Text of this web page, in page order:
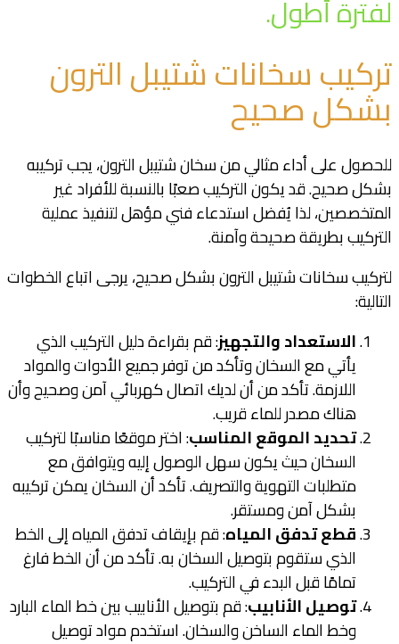
لفترة أطول.
تركيب سخانات شتيبل الترون
بشكل صحيح
للحصول على أداء مثالي من سخان شتيبل الترون، يجب تركيبه
بشكل صحيح. قد يكون التركيب صعبًا بالنسبة للأفراد غير
المتخصصين، لذا يُفضل استدعاء فني مؤهل لتنفيذ عملية
التركيب بطريقة صحيحة وآمنة.
لتركيب سخانات شتيبل الترون بشكل صحيح، يرجى اتباع الخطوات
التالية:
الاستعداد والتجهيز: قم بقراءة دليل التركيب الذي
يأتي مع السخان وتأكد من توفر جميع الأدوات والمواد
اللازمة. تأكد من أن لديك اتصال كهربائي آمن وصحيح وأن
هناك مصدر للماء قريب.
تحديد الموقع المناسب: اختر موقعًا مناسبًا لتركيب
السخان حيث يكون سهل الوصول إليه ويتوافق مع
متطلبات التهوية والتصريف. تأكد أن السخان يمكن تركيبه
بشكل آمن ومستقر.
قطع تدفق المياه: قم بإيقاف تدفق المياه إلى الخط
الذي ستقوم بتوصيل السخان به. تأكد من أن الخط فارغ
تمامًا قبل البدء في التركيب.
توصيل الأنابيب: قم بتوصيل الأنابيب بين خط الماء البارد
وخط الماء الساخن والسخان. استخدم مواد توصيل